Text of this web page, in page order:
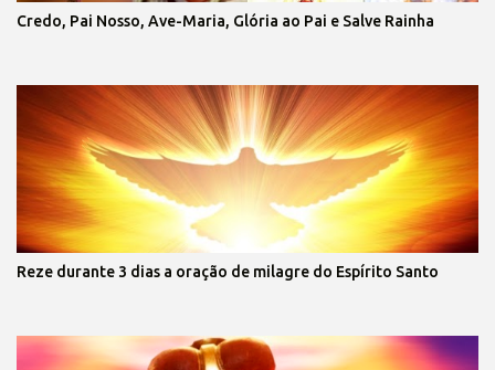
Credo, Pai Nosso, Ave-Maria, Glória ao Pai e Salve Rainha
Reze durante 3 dias a oração de milagre do Espírito Santo